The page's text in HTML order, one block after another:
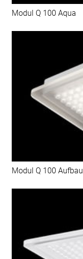
Modul Q 100 Aqua
Modul Q 100 Aufbau